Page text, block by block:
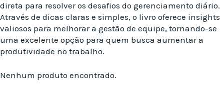
direta para resolver os desafios do gerenciamento diário.
Através de dicas claras e simples, o livro oferece insights
valiosos para melhorar a gestão de equipe, tornando-se
uma excelente opção para quem busca aumentar a
produtividade no trabalho.
Nenhum produto encontrado.